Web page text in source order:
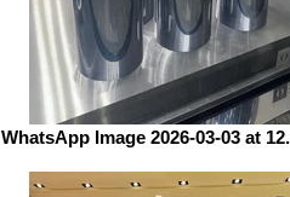
WhatsApp Image 2026-03-03 at